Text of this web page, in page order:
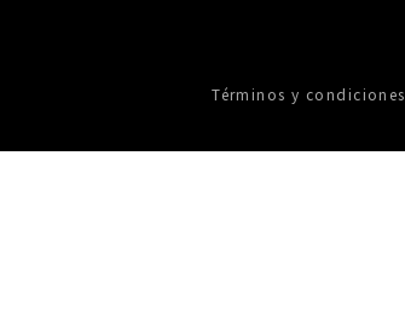
Términos y condiciones